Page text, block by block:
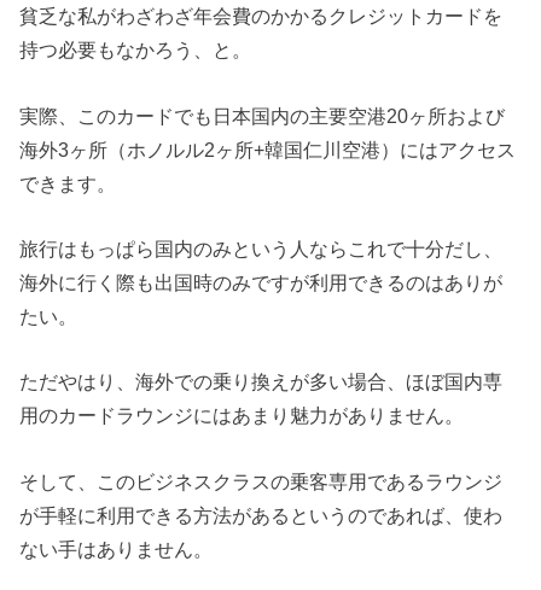
貧乏な私がわざわざ年会費のかかるクレジットカードを
持つ必要もなかろう、と。
実際、このカードでも日本国内の主要空港20ヶ所および
海外3ヶ所（ホノルル2ヶ所+韓国仁川空港）にはアクセス
できます。
旅行はもっぱら国内のみという人ならこれで十分だし、
海外に行く際も出国時のみですが利用できるのはありが
たい。
ただやはり、海外での乗り換えが多い場合、ほぼ国内専
用のカードラウンジにはあまり魅力がありません。
そして、このビジネスクラスの乗客専用であるラウンジ
が手軽に利用できる方法があるというのであれば、使わ
ない手はありません。